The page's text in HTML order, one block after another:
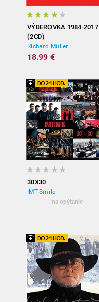
VÝBEROVKA 1984-2017
(2CD)
Richard Müller
18.99 €
30X30
IMT Smile
na opýtanie